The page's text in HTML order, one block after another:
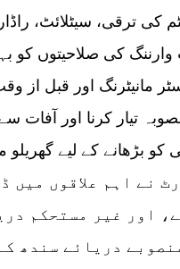
کی ترقی، سیٹلائٹ،
کی صلاحیتوں کو
مانیٹرنگ اور قبل از
تیار کرنا اور
کو بڑھانے کے لیے
نے اہم علاقوں میں
اور غیر مستحکم
دریائے سندھ